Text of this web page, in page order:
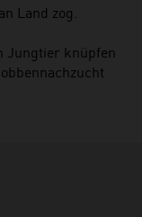
Land zog.
Jungtier knüpfen